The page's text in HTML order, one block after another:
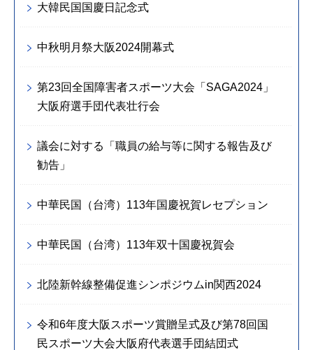
大韓民国国慶日記念式
中秋明月祭大阪2024開幕式
第23回全国障害者スポーツ大会「SAGA2024」
大阪府選手団代表壮行会
議会に対する「職員の給与等に関する報告及び
勧告」
中華民国（台湾）113年国慶祝賀レセプション
中華民国（台湾）113年双十国慶祝賀会
北陸新幹線整備促進シンポジウムin関西2024
令和6年度大阪スポーツ賞贈呈式及び第78回国
民スポーツ大会大阪府代表選手団結団式